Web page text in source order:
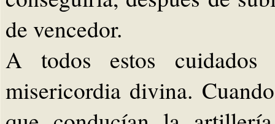
de vencedor.
A todos estos
misericordia divina.